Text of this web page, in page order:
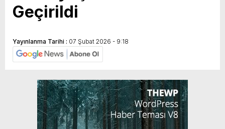
Geçirildi
Yayınlanma Tarihi : 07 Şubat 2026 - 9:18